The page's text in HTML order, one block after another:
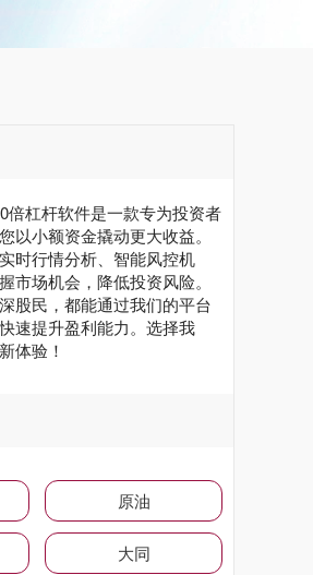
倍杠杆软件是一款专为投资者
以小额资金撬动更大收益。
时行情分析、智能风控机
市场机会，降低投资风险。
股民，都能通过我们的平台
速提升盈利能力。选择我
体验！
原油
大同